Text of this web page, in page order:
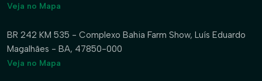
Veja no Mapa
BR 242 KM 535 - Complexo Bahia Farm Show, Luís Eduardo
Magalhães - BA, 47850-000
Veja no Mapa